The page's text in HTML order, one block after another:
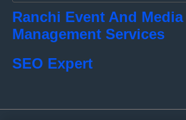
Ranchi Event And Media
Management Services
SEO Expert